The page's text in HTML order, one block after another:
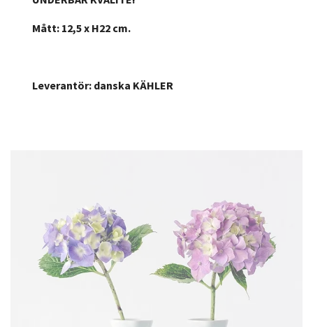
Mått: 12,5 x H22 cm.
Leverantör: danska KÄHLER